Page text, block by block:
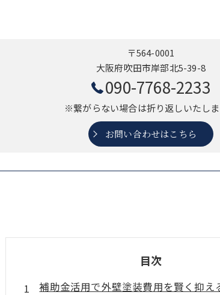
〒564-0001
大阪府吹田市岸部北5-39-8
090-7768-2233
※繋がらない場合は折り返しいたしま
お問い合わせはこちら
目次
補助金活用で外壁塗装費用を賢く抑え